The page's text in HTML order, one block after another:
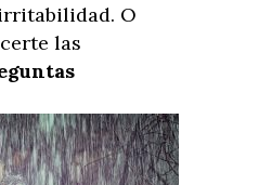
O
las